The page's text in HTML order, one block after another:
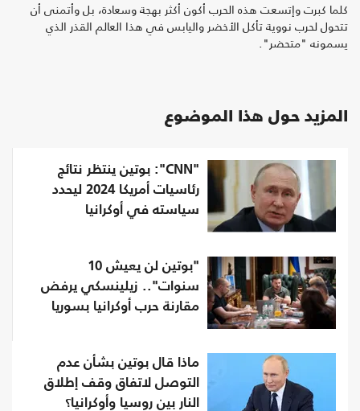
كلما كبرت وإتسعت هذه الحرب أكون أكثر بهجة وسعادة، بل وأتمنى أن
تتحول لحرب نووية تأكل الأخضر واليابس في هذا العالم القذر الذي
يسمونه "متحضر".
المزيد حول هذا الموضوع
"CNN": بوتين ينتظر نتائج
رئاسيات أمريكا 2024 ليحدد
سياسته في أوكرانيا
"بوتين لن يعيش 10
سنوات".. زيلينسكي يرفض
مقارنة حرب أوكرانيا بسوريا
ماذا قال بوتين بشأن عدم
التوصل لاتفاق وقف إطلاق
النار بين روسيا وأوكرانيا؟